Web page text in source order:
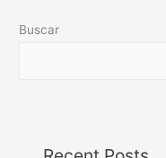
Buscar